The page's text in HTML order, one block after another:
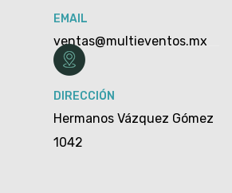
EMAIL
ventas@multieventos.mx
DIRECCIÓN
Hermanos Vázquez Gómez
1042